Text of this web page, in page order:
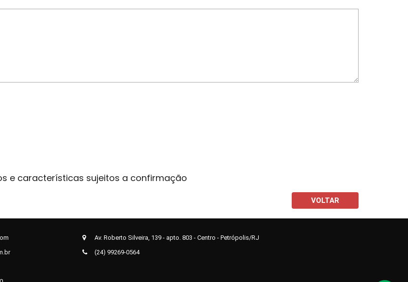
e características sujeitos a confirmação
VOLTAR
Av. Roberto Silveira, 139 - apto. 803 - Centro - Petrópolis/RJ
(24) 99269-0564